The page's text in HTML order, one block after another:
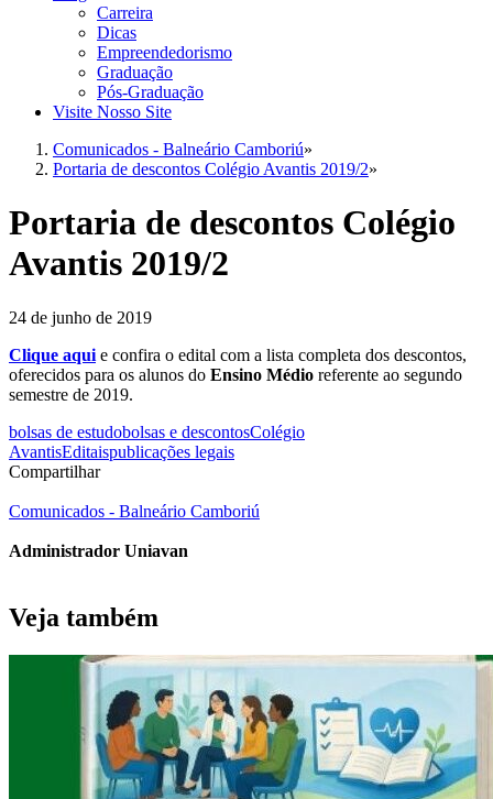
Carreira
Dicas
Empreendedorismo
Graduação
Pós-Graduação
Visite Nosso Site
Comunicados - Balneário Camboriú»
Portaria de descontos Colégio Avantis 2019/2»
Portaria de descontos Colégio
Avantis 2019/2
24 de junho de 2019
Clique aqui e confira o edital com a lista completa dos descontos,
oferecidos para os alunos do Ensino Médio referente ao segundo
semestre de 2019.
bolsas de estudobolsas e descontosColégio
AvantisEditaispublicações legais
Compartilhar
Comunicados - Balneário Camboriú
Administrador Uniavan
Veja também